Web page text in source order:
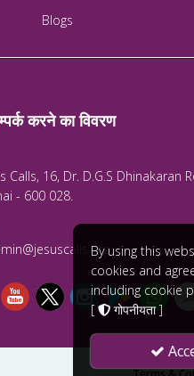
Blogs
करने का विवरण
Calls, 16, Dr. D.G.S Dhinakaran
- 600 028.
By using this
cookies and
including cookie
[
गोपनीयता]